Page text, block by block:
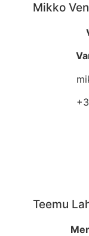
Mikko
Teemu